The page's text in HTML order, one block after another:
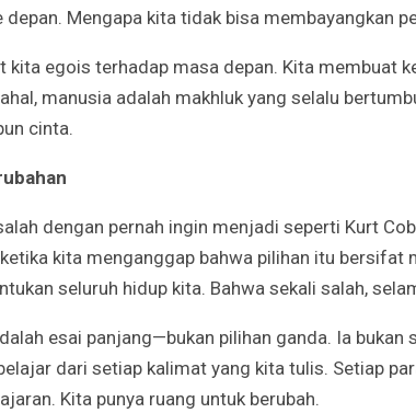
depan. Mengapa kita tidak bisa membayangkan
kita egois terhadap masa depan. Kita membuat
manusia adalah makhluk yang selalu
cinta.
dengan pernah ingin menjadi seperti Kurt
kita menganggap bahwa pilihan itu bersifat
seluruh hidup kita. Bahwa sekali salah,
esai panjang—bukan pilihan ganda. Ia bukan
dari setiap kalimat yang kita tulis. Setiap
Kita punya ruang untuk berubah.